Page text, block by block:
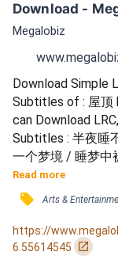
Download -
Megalobiz
Download Simple
Subtitles of : 屋顶
can Download
Subtitles : 半夜睡
一个梦境 / 睡梦中
/ 在对面的屋顶 /
梦里 / 常出现的
人 / 我们有 同样
/ 在屋顶 唱着你的
Read more
󰓹 Arts &
https://
6.55614545
󰏌